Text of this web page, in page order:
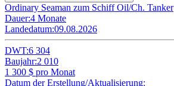
Ordinary Seaman zum Schiff Oil/Ch. Tanker
Dauer:4 Monate
Landedatum:09.08.2026
DWT:6 304
Baujahr:2 010
1 300 $ pro Monat
Datum der Erstellung/Aktualisierung: